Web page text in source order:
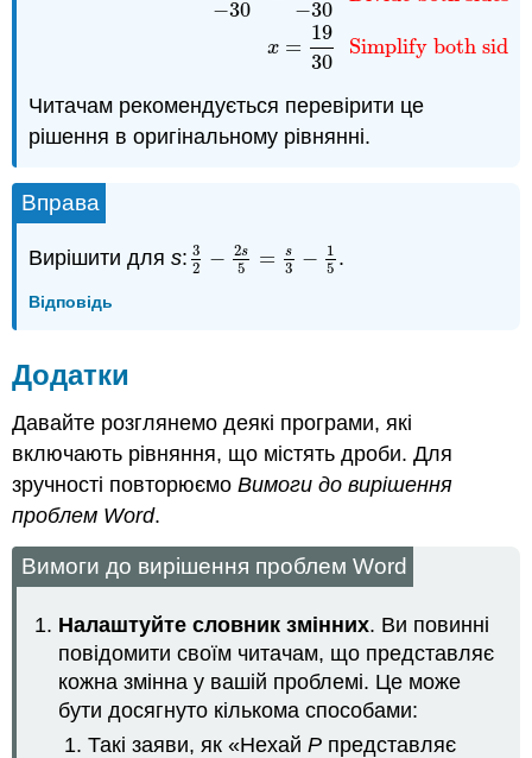
−30
−30
x =
19
30
Simplify both sides.
Читачам рекомендується перевірити це
рішення в оригінальному рівнянні.
Вправа
Вирішити дляs: 3
2 − 2s
5 = s
3 − 1
5
32− 2s5 =s 3 −1 5 .
Відповідь
Додатки
Давайте розглянемо деякі програми, які
включають рівняння, що містять дроби. Для
зручності повторюємоВимоги до вирішення
проблем Word.
Вимоги до вирішення проблем Word
Налаштуйте словник змінних. Ви повинні
повідомити своїм читачам, що представляє
кожна змінна у вашій проблемі. Це може
бути досягнуто кількома способами:
Такі заяви, як «Нехай Pпредставляє